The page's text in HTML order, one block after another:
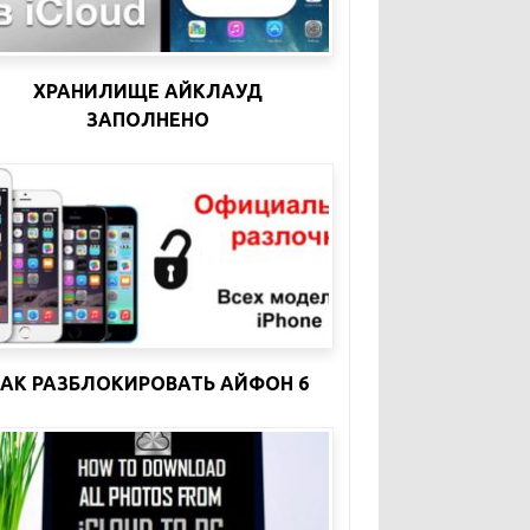
ХРАНИЛИЩЕ АЙКЛАУД
ЗАПОЛНЕНО
РАЗБЛОКИРОВАТЬ АЙФОН 6